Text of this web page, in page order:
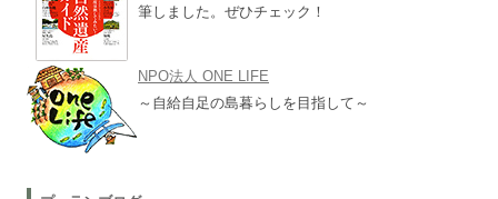
筆しました。ぜひチェック！
NPO法人 ONE LIFE
～自給自足の島暮らしを目指して～